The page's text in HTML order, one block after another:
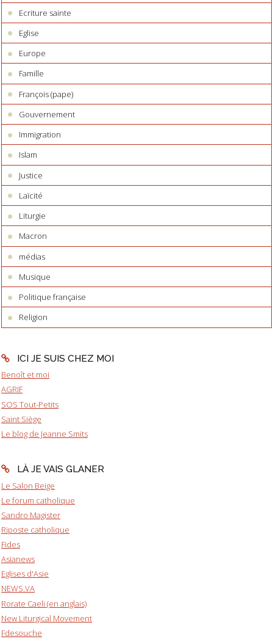
Ecriture sainte
Eglise
Europe
Famille
François (pape)
Gouvernement
Immigration
Islam
Justice
Laïcité
Liturgie
Macron
médias
Musique
Politique française
Religion
ICI JE SUIS CHEZ MOI
Benoît et moi
AGRIF
SOS Tout-Petits
Saint Siège
Le blog de Jeanne Smits
LÀ JE VAIS GLANER
Le Salon Beige
Le forum catholique
Sandro Magister
Riposte catholique
Fides
Asianews
Eglises d'Asie
NEWS.VA
Rorate Caeli (en anglais)
New Liturgical Movement
Fdesouche